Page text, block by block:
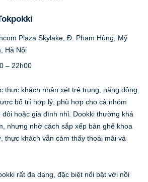
Plaza Skylake, Đ. Phạm Hùng, Mỹ
Hà Nội
– 22h00
thực khách nhận xét trẻ trung, năng động.
bố trí hợp lý, phù hợp cho cả nhóm
đôi hoặc gia đình nhỉ. Dookki thường khá
nhưng nhờ cách sắp xếp bàn ghế khoa
thực khách vẫn cảm thấy thoái mái và
rất đa dạng, đặc biệt nổi bật với nồi